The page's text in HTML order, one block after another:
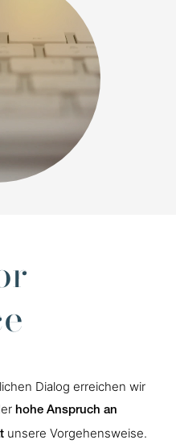
Dialog erreichen wir
hohe Anspruch an
unsere Vorgehensweise.